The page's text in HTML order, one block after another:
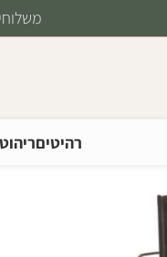
רהיטים